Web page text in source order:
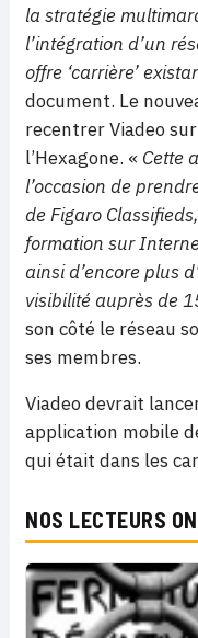
la stratégie
l’intégration d’un
offre ‘carrière’
document. Le
recentrer Viadeo
l’Hexagone. « Cette
l’occasion de
de Figaro
formation sur
ainsi d’encore plus
visibilité auprès de
son côté le réseau
ses membres.
Viadeo devrait
application mobile
qui était dans les
NOS LECTEURS